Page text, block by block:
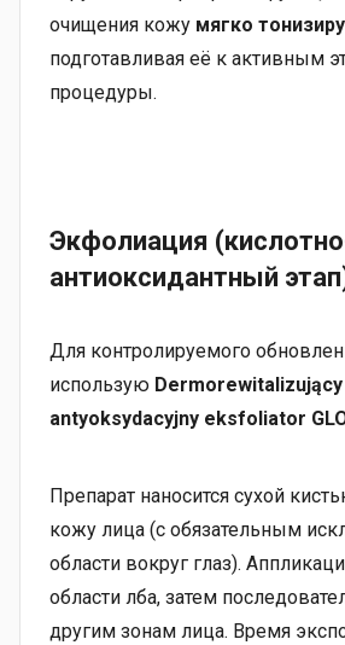
очищения кожу мягко
подготавливая её к активным
процедуры.
Экфолиация
антиоксидантный
Для контролируемого
использую
antyoksydacyjny eksfoliator
Препарат наносится сухой
кожу лица (с обязательным
области вокруг глаз).
области лба, затем
другим зонам лица. Время